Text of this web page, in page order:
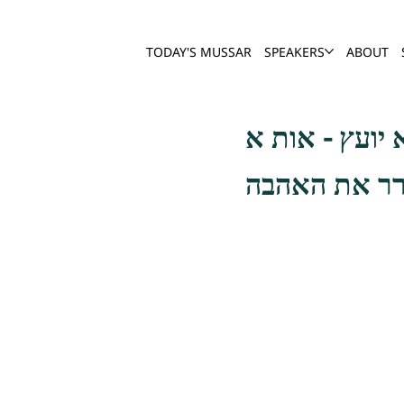
TODAY'S MUSSAR SPEAKERS ABOUT
את האהבה